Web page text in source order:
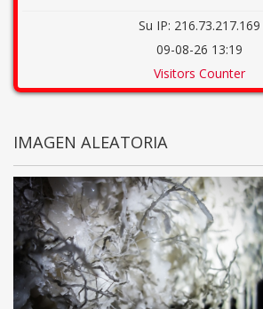
Su IP: 216.73.217.169
09-08-26 13:19
Visitors Counter
IMAGEN ALEATORIA